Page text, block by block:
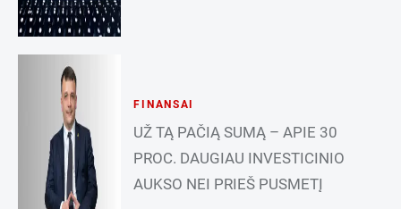
FINANSAI
UŽ TĄ PAČIĄ SUMĄ – APIE 30
PROC. DAUGIAU INVESTICINIO
AUKSO NEI PRIEŠ PUSMETĮ